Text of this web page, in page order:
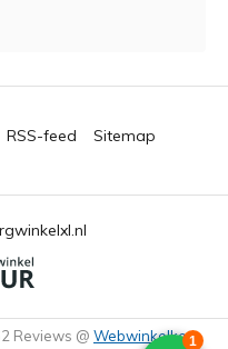
RSS-feed Sitemap
Reviews @ Webwinkelkeur